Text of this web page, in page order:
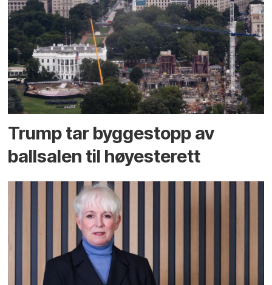
Trump tar byggestopp av
ballsalen til høyesterett